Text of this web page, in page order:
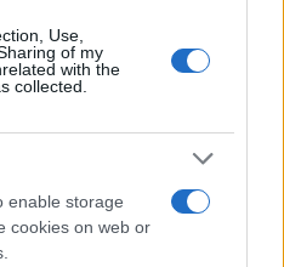
Use,
of my
with the
collected.
enable storage
cookies on web or
Kατηγορεί το
για
εκλογές
ότι τα μέλη του
να εργαστούν